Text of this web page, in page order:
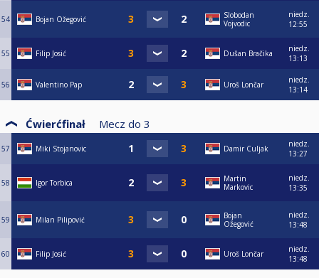
54 Bojan Ožegović
Slobodan
Vojvodic
niedz.
12:55
55 Filip Josić Dušan Bračika
niedz.
13:13
56 Valentino Pap Uroš Lončar
niedz.
13:14
Ćwierćfinał Mecz do 3
57 Miki Stojanovic Damir Culjak
niedz.
13:27
58 Igor Torbica
Martin
Markovic
niedz.
13:35
59 Milan Pilipović
Bojan
Ožegović
niedz.
13:48
60 Filip Josić Uroš Lončar
niedz.
13:48